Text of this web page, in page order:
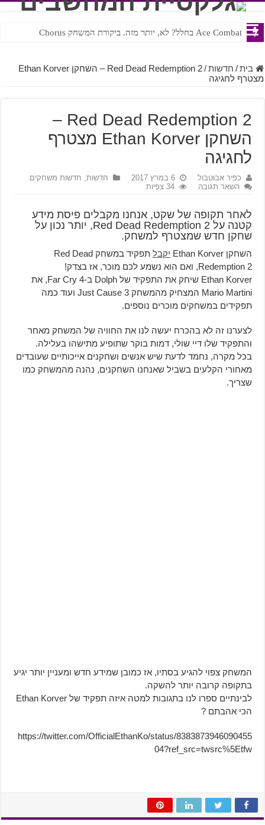
Ace Combat בחלל? לא, יותר מזה. ביקורת המשחק Chorus
Steven Universe והשירים שתורגמו בצורה נוראית לעברית
בית / חדשות /
Red Dead Redemption 2 – השחקן Ethan Korver
מצטרף לחגיגה
Red Dead Redemption 2 –
השחקן Ethan Korver מצטרף
לחגיגה
כפיר אבוטבול 6 במרץ 2017 חדשות, חדשות משחקים
השאר תגובה
34 צפיות
לאחר תקופה של שקט, אנחנו מקבלים פיסת מידע
קטנה על Red Dead Redemption 2, יותר נכון על
שחקן חדש שמצטרף למשחק.
השחקן Ethan Korver יקבל
תפקיד במשחק Red Dead
Redemption 2, ואם הוא נשמע לכם מוכר, אז בצדק!
Ethan Korver שיחק את התפקיד של Dolph ב-Far Cry 4, את
Mario Martini המצחיק מהמשחק Just Cause 3 ועוד כמה
תפקידים במשחקים מוכרים נוספים.
לצערנו זה לא בהכרח יעשה לנו את החוויה של המשחק מאחר
והתפקיד שלו דיי שולי, דמות בוקר שתופיע מתישהו בעלילה.
בכל מקרה, נחמד לדעת שיש אנשים ושחקנים אייכותיים שעובדים
מאחורי הקלעים בשביל שאנחנו השחקנים, נהנה מהמשחק כמו
שצריך.
המשחק צפוי להגיע בסתיו, אז כמובן שמידע חדש ומעניין יותר יגיע
בתקופה קרובה יותר להשקה.
לבינתיים ספרו לנו בתגובות למטה איזה תפקיד של Ethan Korver
הכי אהבתם ?
https://twitter.com/OfficialEthanKo/status/8383873946090455
04?ref_src=twsrc%5Etfw